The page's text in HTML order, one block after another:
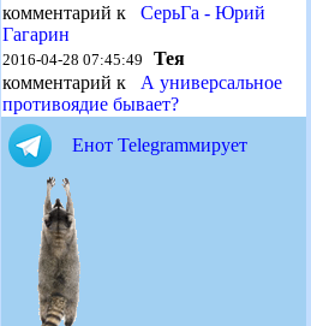
комментарий к СерьГа - Юрий
Гагарин
2016-04-28 07:45:49 Тея
комментарий к А универсальное
противоядие бывает?
Енот Telegramмирует